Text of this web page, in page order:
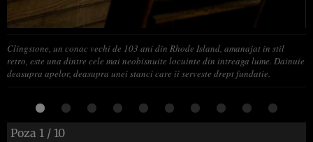
Clingstone, un conac vechi de 103 ani din Rhode Island, amanajat in stil
retro, este una dintre cele mai neobisnuite locuinte din intreaga lume. Dainuie
deasupra apelor, deasupra unei stanci care ii serveste drept fundatie.
Poza 1 / 10